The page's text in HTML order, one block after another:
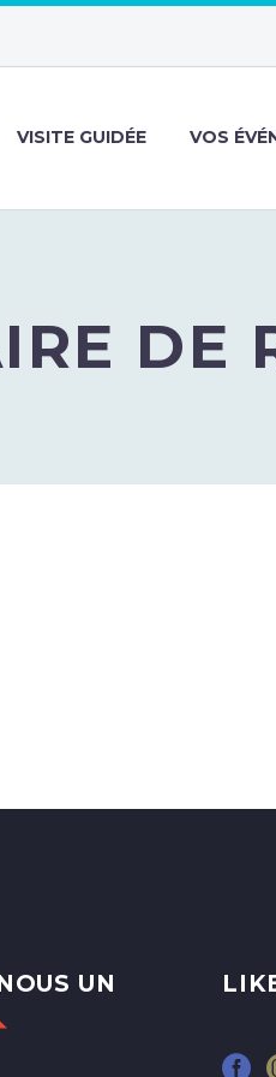
VISITE GUIDÉE VOS
DE
UN